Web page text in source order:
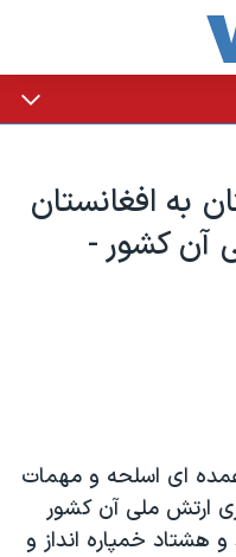
به افغانستان
آن کشور -
ای اسلحه و مهمات
ارتش ملی آن کشور
خمپاره انداز و